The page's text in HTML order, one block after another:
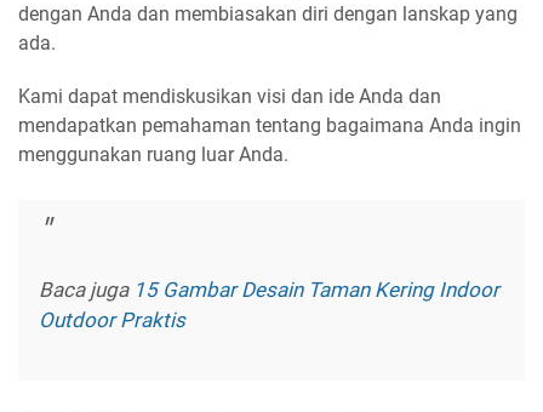
dengan Anda dan membiasakan diri dengan lanskap yang
ada.
Kami dapat mendiskusikan visi dan ide Anda dan
mendapatkan pemahaman tentang bagaimana Anda ingin
menggunakan ruang luar Anda.
Baca juga 15 Gambar Desain Taman Kering Indoor
Outdoor Praktis